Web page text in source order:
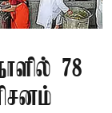
78